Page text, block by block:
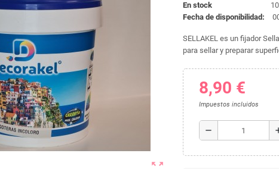
En stock
Fecha de disponibilidad:
SELLAKEL es un fijador
para sellar y preparar
8,90 €
Impuestos incluidos
remove